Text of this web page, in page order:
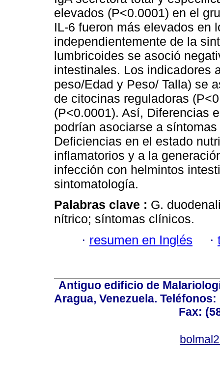
elevados (P<0.0001) en el
IL-6 fueron más elevados en
independientemente de la
lumbricoides se asoció
intestinales. Los indicadores
peso/Edad y Peso/ Talla) se
de citocinas reguladoras
(P<0.0001). Así, Diferencias
podrían asociarse a
Deficiencias en el estado
inflamatorios y a la
infección con helmintos
sintomatología.
Palabras clave : G.
nítrico; síntomas clínicos.
· resumen en Inglés ·
Antiguo edificio de
Aragua, Venezuela. Teléfonos:
Fax: